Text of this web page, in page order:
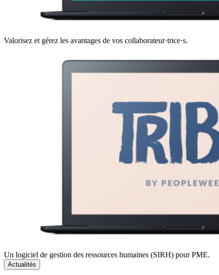
Valorisez et gérez les avantages de vos collaborateur·trice·s.
Un logiciel de gestion des ressources humaines (SIRH) pour PME.
Actualités